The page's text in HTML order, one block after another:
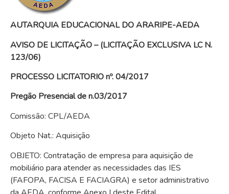
AUTARQUIA EDUCACIONAL DO ARARIPE-AEDA
AVISO DE LICITAÇÃO – (LICITAÇÃO EXCLUSIVA LC N.
123/06)
PROCESSO LICITATORIOnº. 04/2017
Pregão Presencial de n.03/2017
Comissão: CPL/AEDA
Objeto Nat.: Aquisição
OBJETO: Contratação de empresa para aquisição de
mobiliário para atender as necessidades das IES
(FAFOPA, FACISA E FACIAGRA) e setor administrativo